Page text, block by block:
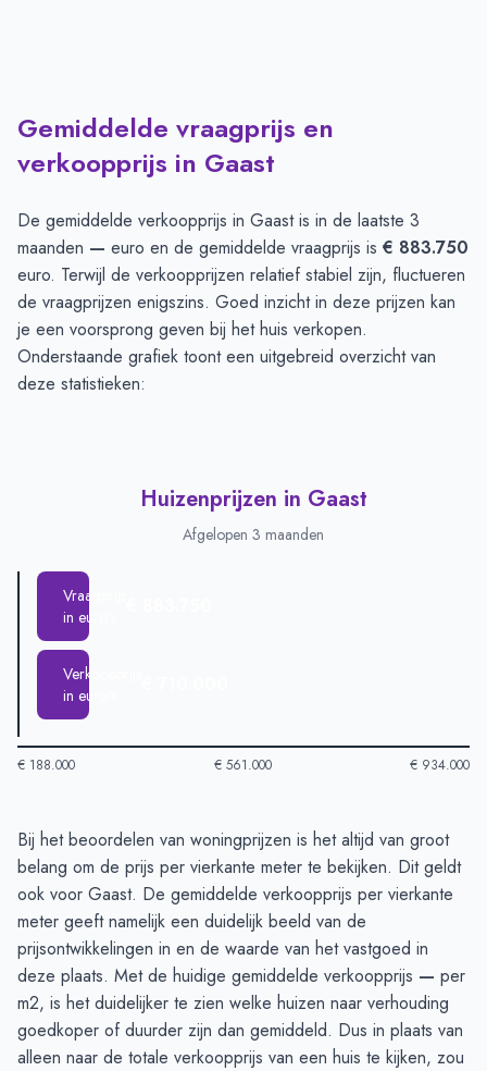
Gemiddelde vraagprijs en
verkoopprijs in Gaast
De gemiddelde verkoopprijs in Gaastis in de laatste 3
maanden — euro en de gemiddelde vraagprijs is € 883.750
euro. Terwijl de verkoopprijzen relatief stabiel zijn, fluctueren
de vraagprijzen enigszins. Goed inzicht in deze prijzen kan
je een voorsprong geven bij het huis verkopen.
Onderstaande grafiek toont een uitgebreid overzicht van
deze statistieken:
Huizenprijzen in Gaast
Afgelopen 3 maanden
Vraagprijs
in euro's
Verkoopprijs
in euro's
€ 188.000 € 561.000 € 934.000
Huizenprijzen in Gaast -Afgelopen 3 maanden
Type
Bedrag
Vraagprijs in euro's
€ 883.750
Verkoopprijs in euro's
€ 710.000
Bij het beoordelen van woningprijzen is het altijd van groot
belang om de prijs per vierkante meter te bekijken. Dit geldt
ook voor Gaast. De gemiddelde verkoopprijs per vierkante
meter geeft namelijk een duidelijk beeld van de
prijsontwikkelingen in en de waarde van het vastgoed in
deze plaats. Met de huidige gemiddelde verkoopprijs — per
m2, is het duidelijker te zien welke huizen naar verhouding
goedkoper of duurder zijn dan gemiddeld. Dus in plaats van
alleen naar de totale verkoopprijs van een huis te kijken, zou